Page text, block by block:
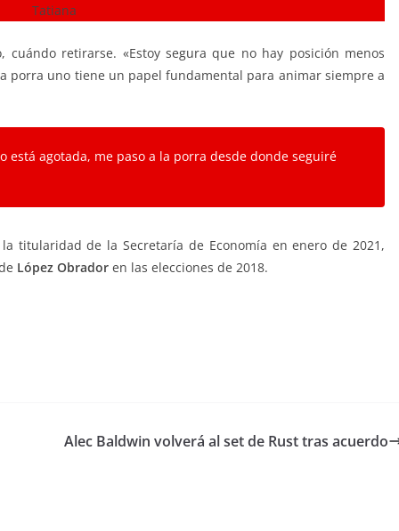
retirarse. «Estoy segura que no hay posición menos
porra uno tiene un papel fundamental para animar siempre a
agotada, me paso a la porra desde donde seguiré
titularidad de la Secretaría de Economía en enero de 2021,
López Obrador en las elecciones de 2018.
Alec Baldwin volverá al set de Rust tras acuerdo